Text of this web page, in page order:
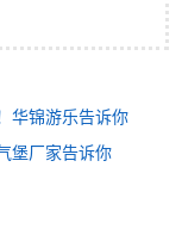
华锦游乐告诉你
堡厂家告诉你